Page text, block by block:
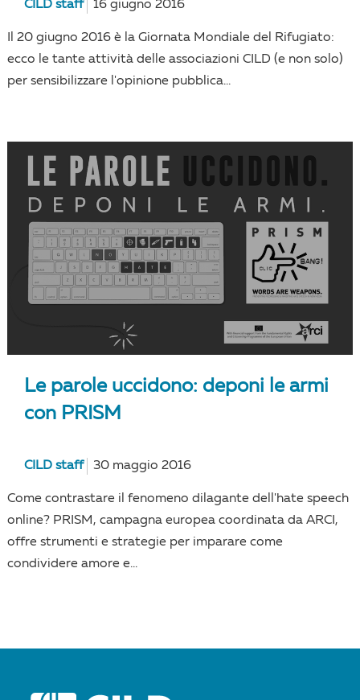
CILD staff 16 giugno 2016
Il 20 giugno 2016 è la Giornata Mondiale del Rifugiato:
ecco le tante attività delle associazioni CILD (e non solo)
per sensibilizzare l'opinione pubblica...
Le parole uccidono: deponi le armi
con PRISM
CILD staff 30 maggio 2016
Come contrastare il fenomeno dilagante dell'hate speech
online? PRISM, campagna europea coordinata da ARCI,
offre strumenti e strategie per imparare come
condividere amore e...